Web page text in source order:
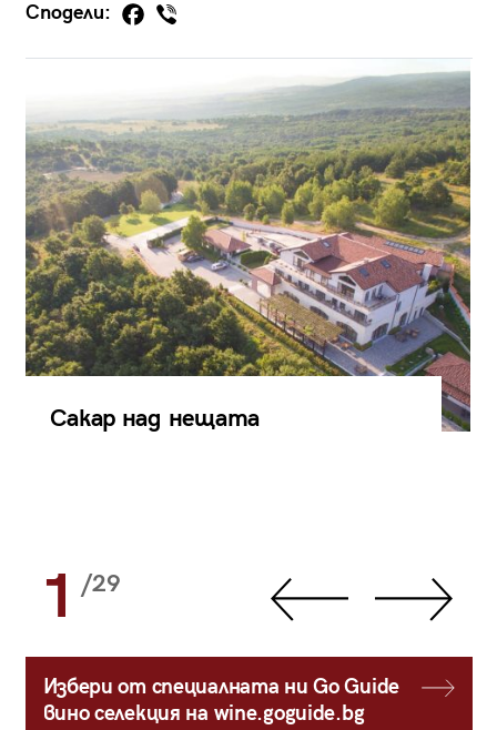
Сподели:
Сакар над нещата
1 /29
Избери от специалната ни Go Guide
вино селекция на wine.goguide.bg